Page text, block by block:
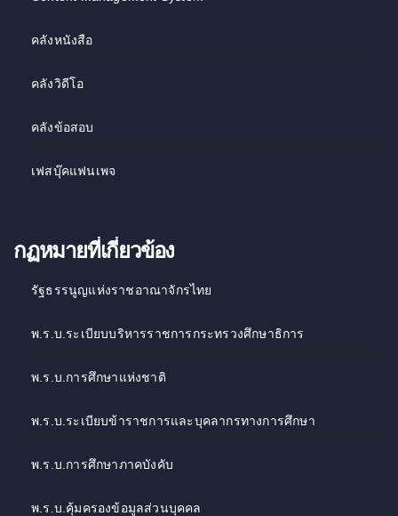
คลังหนังสือ
คลังวิดีโอ
คลังข้อสอบ
เฟสบุ๊คแฟนเพจ
กฏหมายที่เกี่ยวข้อง
รัฐธรรนูญแห่งราชอาณาจักรไทย
พ.ร.บ.ระเบียบบริหารราชการกระทรวงศึกษาธิการ
พ.ร.บ.การศึกษาแห่งชาติ
พ.ร.บ.ระเบียบข้าราชการและบุคลากรทางการศึกษา
พ.ร.บ.การศึกษาภาคบังคับ
พ.ร.บ.คุ้มครองข้อมูลส่วนบุคคล